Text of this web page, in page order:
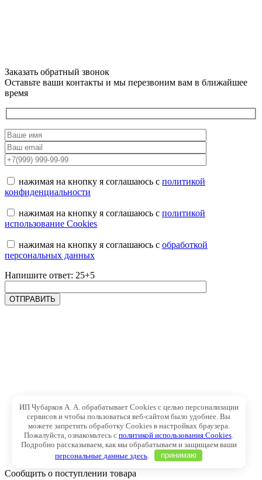
ИП Чубарков А. А. обрабатывает Cookies с целью персонализации
сервисов и чтобы пользоваться веб-сайтом было удобнее. Вы
можете запретить обработку Cookies в настройках браузера.
Пожалуйста, ознакомьтесь с политикой использования Cookies
Подробно рассказываем, как мы обрабатываем и защищаем ваши
персональные данные здесь. принимаю
Заказать обратный звонок
Оставьте ваши контакты и мы перезвоним вам в ближайшее
время
нажимая на кнопку я соглашаюсь с политикой
конфиденциальности
нажимая на кнопку я соглашаюсь с политикой
использование Cookies
нажимая на кнопку я соглашаюсь с обработкой
персональных данных
Напишите ответ: 25+5
Сообщить о поступлении товара